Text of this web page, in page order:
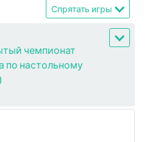
Спрятать игры
чемпионат
по настольному